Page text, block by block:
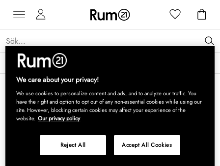
Få 15 % rabatt på Grythyttan Stålmöbler* →
We care about your privacy!
We use cookies to personalize content and ads, and to analyze our traffic. You
have the right and option to opt out of any non-essential cookies while using our
site. However, blocking certain cookies may affect your experience of the
website. Our privacy policy
Reject All Accept All Cookies